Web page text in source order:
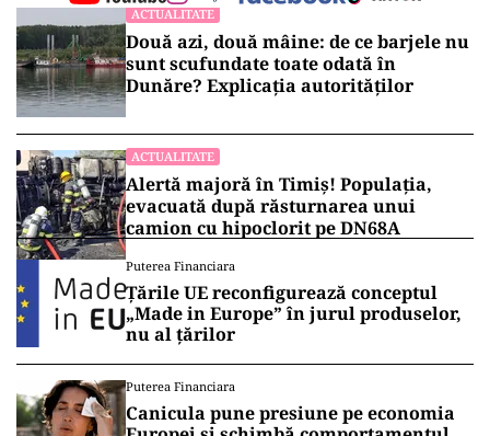
ACTUALITATE
Două azi, două mâine: de ce barjele nu
sunt scufundate toate odată în
Dunăre? Explicația autorităților
ACTUALITATE
Alertă majoră în Timiș! Populația,
evacuată după răsturnarea unui
camion cu hipoclorit pe DN68A
Puterea Financiara
Țările UE reconfigurează conceptul
„Made in Europe” în jurul produselor,
nu al țărilor
Puterea Financiara
Canicula pune presiune pe economia